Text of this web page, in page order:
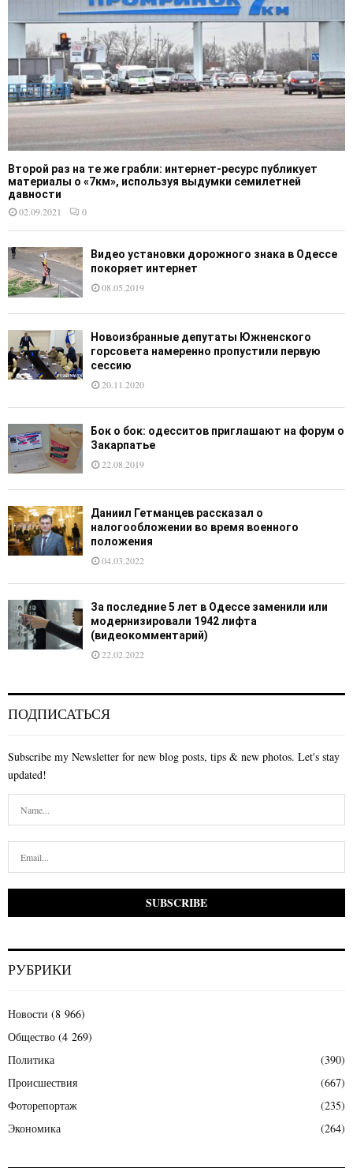
Второй раз на те же грабли: интернет-ресурс публикует
материалы о «7км», используя выдумки семилетней
давности
02.09.2021
0
Видео установки дорожного знака в Одессе
покоряет интернет
08.05.2019
Новоизбранные депутаты Южненского
горсовета намеренно пропустили первую
сессию
20.11.2020
Бок о бок: одесситов приглашают на форум о
Закарпатье
22.08.2019
Даниил Гетманцев рассказал о
налогообложении во время военного
положения
04.03.2022
За последние 5 лет в Одессе заменили или
модернизировали 1942 лифта
(видеокомментарий)
22.02.2022
ПОДПИСАТЬСЯ
Subscribe my Newsletter for new blog posts, tips & new photos. Let's stay
updated!
РУБРИКИ
Новости (8 966)
Общество (4 269)
Политика
(390)
Происшествия
(667)
Фоторепортаж
(235)
Экономика
(264)